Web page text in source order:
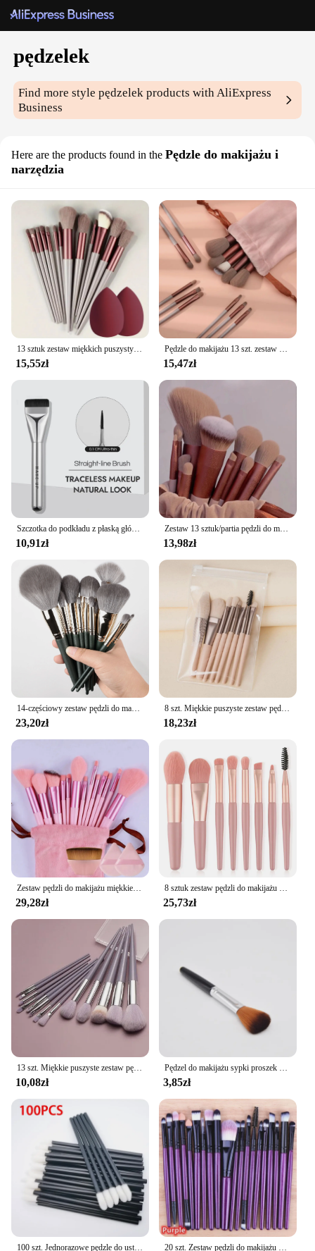
pędzelek
Find more stylepędzelek products with AliExpress
Business
Here are the products found in the Pędzle do makijażu i
narzędzia
13 sztuk zestaw miękkich puszystych pędzli do makijażu na kosmetyki podkład róż w proszku cień do powiek Kabuki mieszanie z gąbką do makijażu jajko
15,55zł
Pędzle do makijażu 13 szt. zestaw podkładu do cieni do powiek dla kobiet Pędzel do cieni do powiek
15,47zł
Szczotka do podkładu z płaską główką Ultra-cienki pędzel do makijażu podkładowego Gecomo
10,91zł
Zestaw 13 sztuk/partia pędzli do makijażu podkład do cieni do oczu kobiety puder kosmetyczny rumieniec do mieszania kosmetyków
13,98zł
14-częściowy zestaw pędzli do makijażu Miękki puszysty pędzel do cieni do powiek Pędzel do korektora Pędzel do różu Pędzel do makijażu Narzędzie kosmetyczne Pędzel do makijażu
23,20zł
8 szt. Miękkie puszyste zestaw pędzli do makijażu na kosmetyki podkład rozświetlający pudrowy cień do powiek Kabuki pędzel kosmetyczny do blendowania przyrząd kosmetyczny
18,23zł
Zestaw pędzli do makijażu miękkie puszyste Professiona kosmetyczny podkład pudrowy cień do powiek Kabuki pędzel do makijażu przyrząd kosmetyczny makijażu
29,28zł
8 sztuk zestaw pędzli do makijażu makijaż korektor szczotka rumieniec sypki proszek szczotka cień do powiek wyróżnienia pędzel do podkładu przybory kosmetyczne
25,73zł
10,08zł 3,85zł